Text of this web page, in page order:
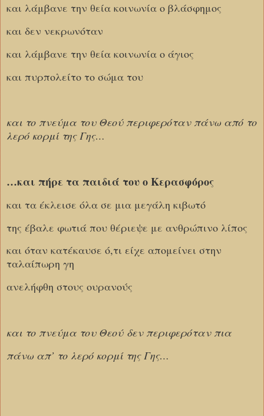
και λάμβανε την θεία κοινωνία ο βλάσφημος
και δεν νεκρωνόταν
και λάμβανε την θεία κοινωνία ο άγιος
και πυρπολείτο το σώμα του
και το πνεύμα του Θεού περιφερόταν πάνω από το
λερό κορμί της Γης…
…και πήρε τα παιδιά του ο Κερασφόρος
και τα έκλεισε όλα σε μια μεγάλη κιβωτό
της έβαλε φωτιά που θέριεψε με ανθρώπινο λίπος
και όταν κατέκαυσε ό,τι είχε απομείνει στην
ταλαίπωρη γη
ανελήφθη στους ουρανούς
και το πνεύμα του Θεού δεν περιφερόταν πια
πάνω απ’ το λερό κορμί της Γης…